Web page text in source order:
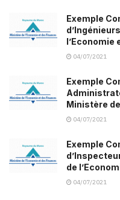
Exemple
l’Economie
04/07/2021
Exemple
Ministère
04/07/2021
Exemple
de
04/07/2021